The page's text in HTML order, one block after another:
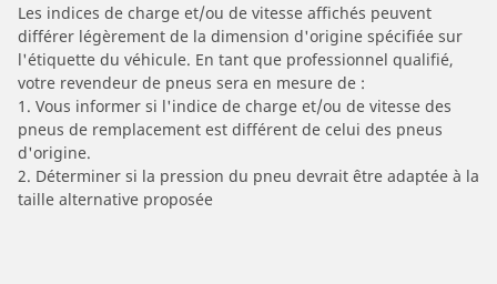
Les indices de charge et/ou de vitesse affichés peuvent
différer légèrement de la dimension d'origine spécifiée sur
l'étiquette du véhicule. En tant que professionnel qualifié,
votre revendeur de pneus sera en mesure de :
1. Vous informer si l'indice de charge et/ou de vitesse des
pneus de remplacement est différent de celui des pneus
d'origine.
2. Déterminer si la pression du pneu devrait être adaptée à la
taille alternative proposée